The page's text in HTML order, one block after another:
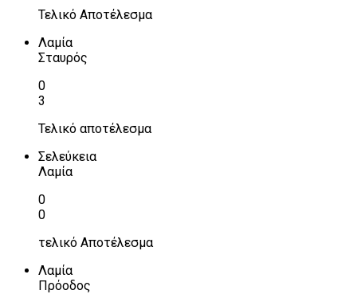
Τελικό Αποτέλεσμα
Λαμία
Σταυρός
0
3
Τελικό αποτέλεσμα
Σελεύκεια
Λαμία
0
0
τελικό Αποτέλεσμα
Λαμία
Πρόοδος